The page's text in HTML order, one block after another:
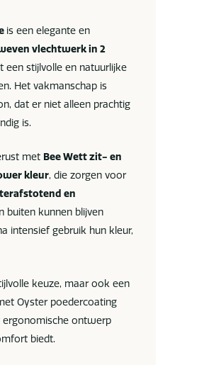
is een elegante en
vlechtwerk in 2
een stijlvolle en natuurlijke
Het vakmanschap is
dat er niet alleen prachtig
is.
met Bee Wett zit- en
kleur, die zorgen voor
en
buiten kunnen blijven
intensief gebruik hun kleur,
keuze, maar ook een
Oyster poedercoating
ontwerp
biedt.